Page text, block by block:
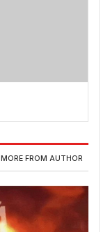
MORE FROM AUTHOR